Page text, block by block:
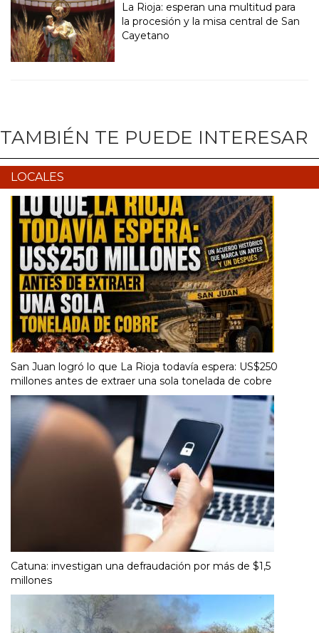
La Rioja: esperan una multitud para
la procesión y la misa central de San
Cayetano
TAMBIÉN TE PUEDE INTERESAR
LOCALES
San Juan logró lo que La Rioja todavía espera: US$250
millones antes de extraer una sola tonelada de cobre
Catuna: investigan una defraudación por más de $1,5
millones